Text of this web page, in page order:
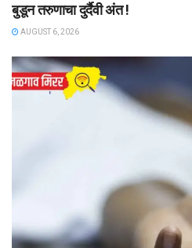
बुडून तरुणाचा दुर्दैवी अंत !
AUGUST 6, 2026